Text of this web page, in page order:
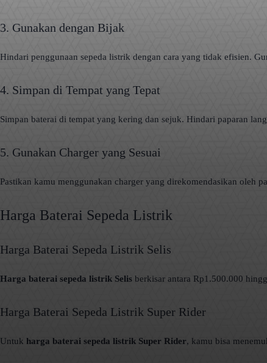
3. Gunakan dengan Bijak
Hindari penggunaan sepeda listrik dengan cara yang tidak efisien.
4. Simpan di Tempat yang Tepat
Simpan baterai di tempat yang kering dan sejuk. Hindari paparan
5. Gunakan Charger yang Sesuai
Pastikan kamu menggunakan charger yang direkomendasikan oleh
Harga Baterai Sepeda Listrik
Harga Baterai Sepeda Listrik Selis
Harga baterai sepeda listrik Selis berkisar antara Rp1.500.000
Harga Baterai Sepeda Listrik Super Rider
Untuk harga baterai sepeda listrik Super Rider, kamu bisa